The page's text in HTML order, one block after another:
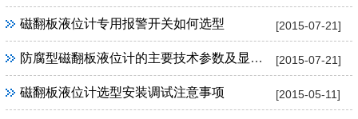
[2015-07-21]
磁翻板液位计专用报警开关如何选型
[2015-07-21]
防腐型磁翻板液位计的主要技术参数及显著特点
[2015-05-11]
磁翻板液位计选型安装调试注意事项